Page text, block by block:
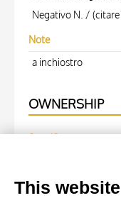
Negativo N. /
Note
a inchiostro
OWNERSHIP
Specific owner
Fondazione
Ragghianti
This